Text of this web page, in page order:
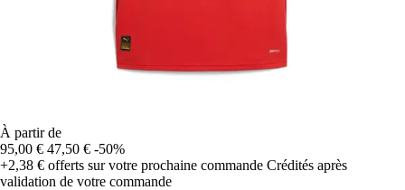
À partir de
95,00 € 47,50 € -50%
+2,38 € offerts sur votre prochaine commande Crédités après
validation de votre commande